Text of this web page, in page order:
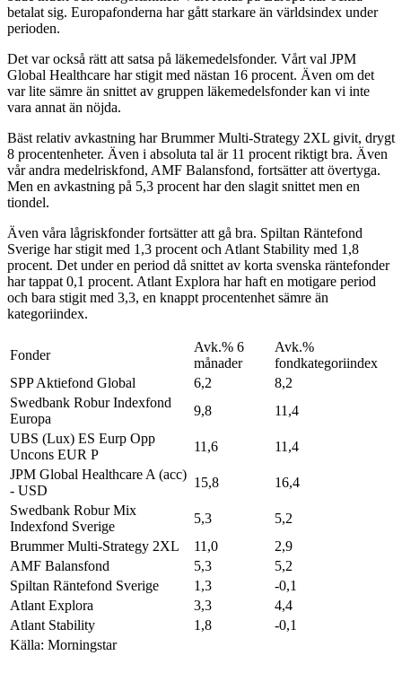
betalat sig. Europafonderna har gått starkare än världsindex under
perioden.
Det var också rätt att satsa på läkemedelsfonder. Vårt val JPM
Global Healthcare har stigit med nästan 16 procent. Även om det
var lite sämre än snittet av gruppen läkemedelsfonder kan vi inte
vara annat än nöjda.
Bäst relativ avkastning har Brummer Multi-Strategy 2XL givit, drygt
8 procentenheter. Även i absoluta tal är 11 procent riktigt bra. Även
vår andra medelriskfond, AMF Balansfond, fortsätter att övertyga.
Men en avkastning på 5,3 procent har den slagit snittet men en
tiondel.
Även våra lågriskfonder fortsätter att gå bra. Spiltan Räntefond
Sverige har stigit med 1,3 procent och Atlant Stability med 1,8
procent. Det under en period då snittet av korta svenska räntefonder
har tappat 0,1 procent. Atlant Explora har haft en motigare period
och bara stigit med 3,3, en knappt procentenhet sämre än
kategoriindex.
Fonder
Avk.% 6
månader
Avk.%
fondkategoriindex
SPP Aktiefond Global
6,2
8,2
Swedbank Robur Indexfond
Europa
9,8
11,4
UBS (Lux) ES Eurp Opp
Uncons EUR P
11,6
11,4
JPM Global Healthcare A (acc)
- USD
15,8
16,4
Swedbank Robur Mix
Indexfond Sverige
5,3
5,2
Brummer Multi-Strategy 2XL
11,0
2,9
AMF Balansfond
5,3
5,2
Spiltan Räntefond Sverige
1,3
-0,1
Atlant Explora
3,3
4,4
Atlant Stability
1,8
-0,1
Källa: Morningstar